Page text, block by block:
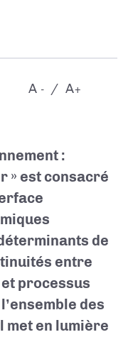
-
A +
A
:
» est consacré
de
entre
processus
des
en lumière